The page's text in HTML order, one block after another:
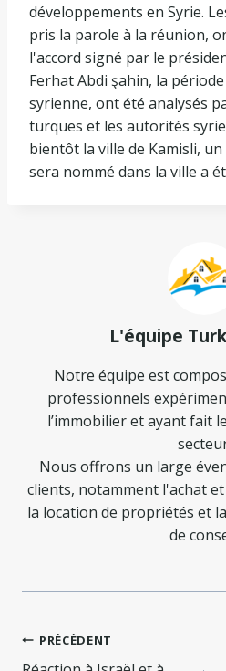
développements en Syrie.
pris la parole à la réunion,
l'accord signé par le
Ferhat Abdi şahin, la
syrienne, ont été analysés
turques et les autorités
bientôt la ville de Kamisli,
sera nommé dans la ville a
L'équipe
Notre équipe est
professionnels
l’immobilier et ayant fait
Nous offrons un large
clients, notamment l'achat
la location de propriétés et
de
Navigation
PRÉCÉDENT